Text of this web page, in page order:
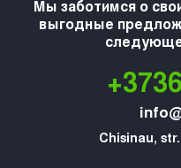
Мы заботимся о
выгодные
Chisinau,